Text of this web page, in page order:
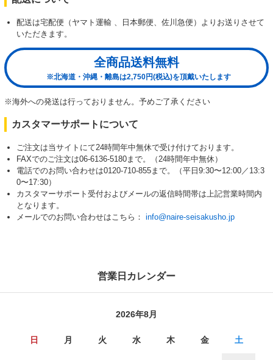
配送は宅配便（ヤマト運輸 、日本郵便、佐川急便）よりお送りさせて
いただきます。
全商品送料無料
※北海道・沖縄・離島は2,750円(税込)を頂戴いたします
※海外への発送は行っておりません。予めご了承ください
カスタマーサポートについて
ご注文は当サイトにて24時間年中無休で受け付けております。
FAXでのご注文は06-6136-5180まで。（24時間年中無休）
電話でのお問い合わせは0120-710-855まで。（平日9:30〜12:00／13:3
0〜17:30）
カスタマーサポート受付およびメールの返信時間帯は上記営業時間内
となります。
メールでのお問い合わせはこちら： info@naire-seisakusho.jp
営業日カレンダー
2026年8月
日 月 火 水 木 金 土